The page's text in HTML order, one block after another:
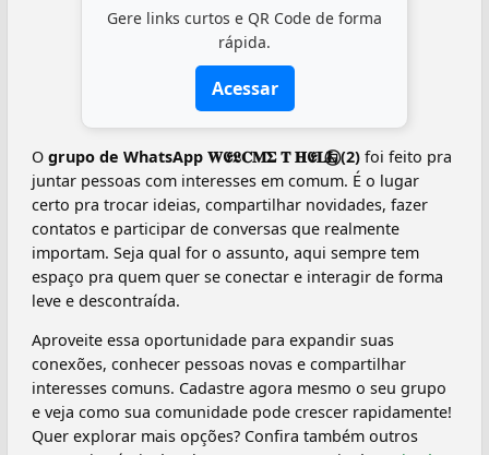
Gere links curtos e QR Code de forma
rápida.
Acessar
O grupo de WhatsApp 𝐖𝕰𝕷𝐂𝐌𝚺 𝐓 𝐇𝕰𝐋𝐋⃝⃥⃪⃧ (2) foi feito pra
juntar pessoas com interesses em comum. É o lugar
certo pra trocar ideias, compartilhar novidades, fazer
contatos e participar de conversas que realmente
importam. Seja qual for o assunto, aqui sempre tem
espaço pra quem quer se conectar e interagir de forma
leve e descontraída.
Aproveite essa oportunidade para expandir suas
conexões, conhecer pessoas novas e compartilhar
interesses comuns. Cadastre agora mesmo o seu grupo
e veja como sua comunidade pode crescer rapidamente!
Quer explorar mais opções? Confira também outros